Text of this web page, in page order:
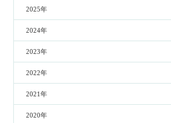
2025年
2024年
2023年
2022年
2021年
2020年